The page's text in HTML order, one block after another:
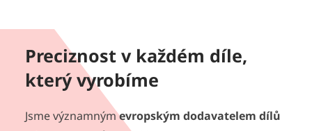
Preciznost v každém díle,
který vyrobíme
Jsme významnýmevropským dodavatelem dílů